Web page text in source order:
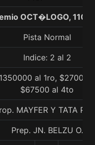
OCT�LOGO, 1100
Pista Normal
Indice: 2 al 2
al 1ro,
$67500 al 4to
MAYFER Y TATA
Prep. JN. BELZU O.